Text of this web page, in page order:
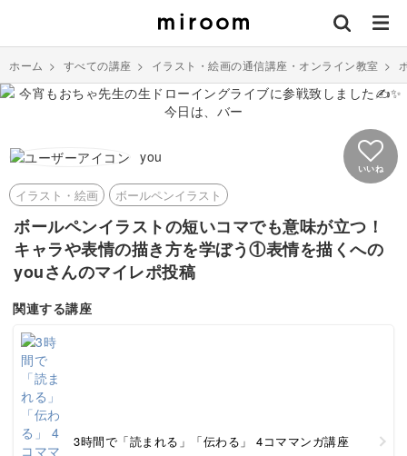
ホーム > すべての講座 > イラスト・絵画の通信講座・オンライン教室 >
you
いいね
イラスト・絵画 ボールペンイラスト
ボールペンイラストの短いコマでも意味が立つ！
キャラや表情の描き方を学ぼう①表情を描くへの
youさんのマイレポ投稿
関連する講座
3時間で「読まれる」「伝わる」 4コママンガ講座